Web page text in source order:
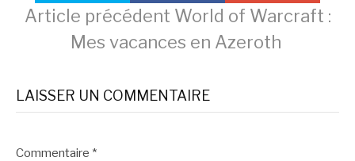
Lire
la
suite
Article précédent World of Warcraft :
Mes vacances en Azeroth
LAISSER UN COMMENTAIRE
Commentaire *